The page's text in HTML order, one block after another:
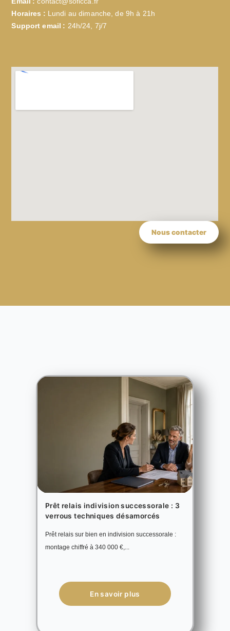
Horaires : Lundi au dimanche, de 9h à 21h
Support email : 24h/24, 7j/7
Nous contacter
Prêt relais indivision successorale : 3
verrous techniques désamorcés
Prêt relais sur bien en indivision successorale :
montage chiffré à 340 000 €,...
En savoir plus